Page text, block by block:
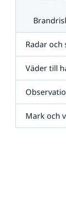
Radar och
Väder till
Mark och